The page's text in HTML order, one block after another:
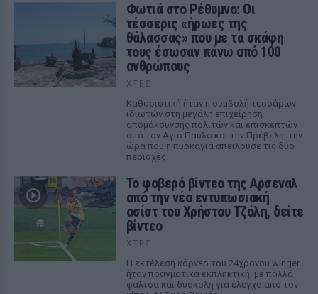
Φωτιά στο Ρέθυμνο: Οι
τέσσερις «ήρωες της
θάλασσας» που με τα σκάφη
τους έσωσαν πάνω από 100
ανθρώπους
ΧΤΕΣ
Καθοριστική ήταν η συμβολή τεσσάρων
ιδιωτών στη μεγάλη επιχείρηση
απομάκρυνσης πολιτών και επισκεπτών
από τον Αγιο Παύλο και την Πρέβελη, την
ώρα που η πυρκαγιά απειλούσε τις δύο
περιοχές
Το φοβερό βίντεο της Αρσεναλ
από την νέα εντυπωσιακή
ασίστ του Χρήστου Τζόλη, δείτε
βίντεο
ΧΤΕΣ
Η εκτέλεση κόρνερ του 24χρονου winger
ήταν πραγματικά εκπληκτική, με πολλά
φάλτσα και δύσκολη για έλεγχο από τον